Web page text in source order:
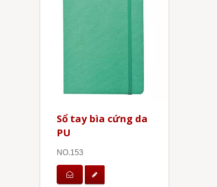
Sổ tay bìa cứng da
PU
NO.153